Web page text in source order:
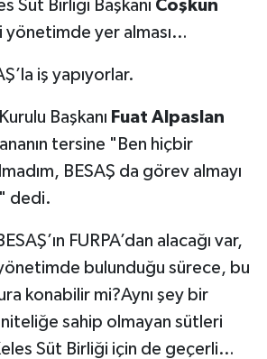
Süt Birliği Başkanı Coşkun
yönetimde yer alması…
iş yapıyorlar.
Başkanı Fuat Alpaslan
tersine "Ben hiçbir
BESAŞ da görev almayı
dedi.
FURPA’dan alacağı var,
bulunduğu sürece, bu
konabilir mi?Aynı şey bir
sahip olmayan sütleri
Süt Birliği için de geçerli…